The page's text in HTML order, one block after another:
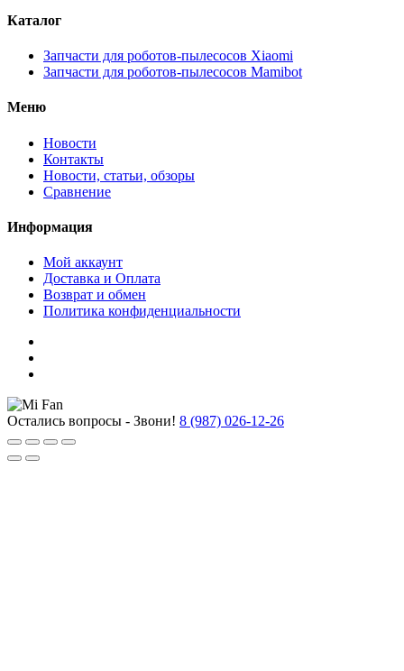
Каталог
Запчасти для роботов-пылесосов Xiaomi
Запчасти для роботов-пылесосов Mamibot
Меню
Новости
Контакты
Новости, статьи, обзоры
Сравнение
Информация
Мой аккаунт
Доставка и Оплата
Возврат и обмен
Политика конфиденциальности
Остались вопросы - Звони! 8 (987) 026-12-26